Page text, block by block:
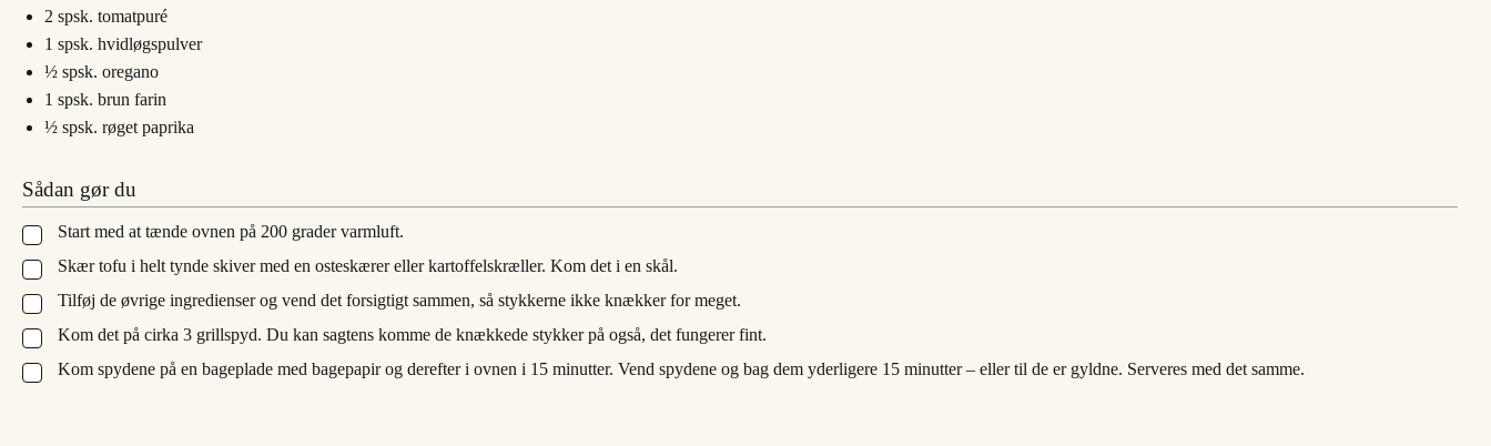
2 spsk. tomatpuré
1 spsk. hvidløgspulver
½ spsk. oregano
1 spsk. brun farin
½ spsk. røget paprika
Sådan gør du
▢
Start med at tænde ovnen på 200 grader varmluft.
▢
Skær tofu i helt tynde skiver med en osteskærer eller kartoffelskræller. Kom det i en skål.
▢
Tilføj de øvrige ingredienser og vend det forsigtigt sammen, så stykkerne ikke knækker for meget.
▢
Kom det på cirka 3 grillspyd. Du kan sagtens komme de knækkede stykker på også, det fungerer fint.
▢
Kom spydene på en bageplade med bagepapir og derefter i ovnen i 15 minutter. Vend spydene og bag dem yderligere 15 minutter – eller til de er gyldne. Serveres med det samme.